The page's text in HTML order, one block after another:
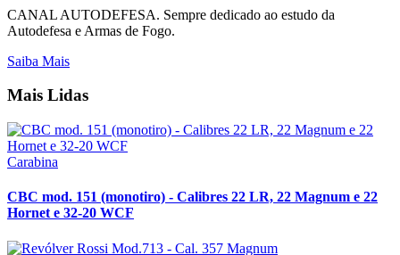
CANAL AUTODEFESA. Sempre dedicado ao estudo da
Autodefesa e Armas de Fogo.
Saiba Mais
Mais Lidas
Carabina
CBC mod. 151 (monotiro) - Calibres 22 LR, 22 Magnum e 22
Hornet e 32-20 WCF